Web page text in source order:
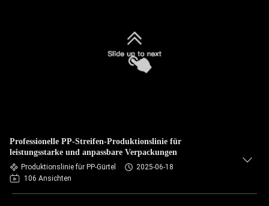
Professionelle PP-Streifen-Produktionslinie für
leistungsstarke und anpassbare Verpackungen
Produktionslinie für PP-Gürtel
2025-06-18
106 Ansichten